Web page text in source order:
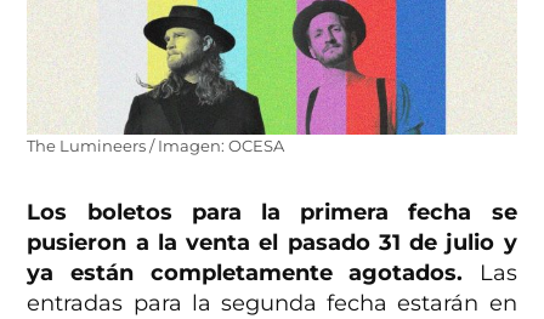
The Lumineers / Imagen: OCESA
Los boletos para la primera fecha se
pusieron a la venta el pasado 31 de julio y
ya están completamente agotados.
Las
entradas para la segunda fecha estarán en